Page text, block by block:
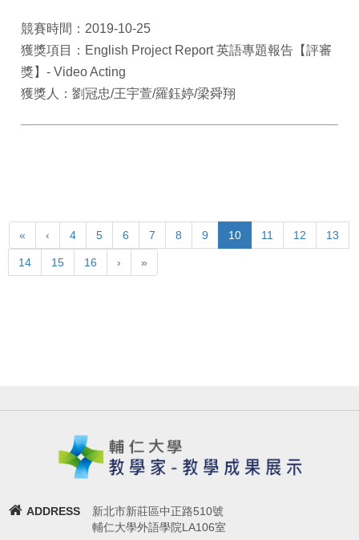
競賽時間：2019-10-25
獲獎項目：English Project Report 英語專題報告【評審
獎】- Video Acting
獲獎人：劉冠忠/王宇萱/羅鈺婷/梁舜翔
« ‹ 4 5 6 7 8 9 10 11 12 13
14 15 16 › »
ADDRESS
新北市新莊區中正路510號
輔仁大學外語學院LA106室